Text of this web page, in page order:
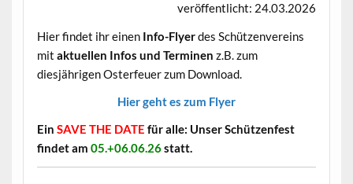
veröffentlicht: 24.03.2026
Hier findet ihr einen Info-Flyerdes Schützenvereins
mit aktuellen Infos und Terminen z.B. zum
diesjährigen Osterfeuer zum Download.
Hier geht es zum Flyer
Ein SAVE THE DATE für alle: Unser Schützenfest
findet am 05.+06.06.26statt.